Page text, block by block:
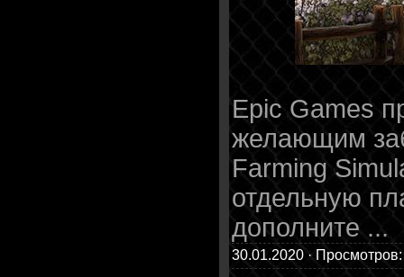
Epic Games
желающим
Farming
отдельную
дополните ...
30.01.2020 ·